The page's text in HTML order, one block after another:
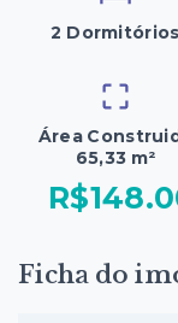
2 Dormitórios
Área
65,33 m²
Ficha do